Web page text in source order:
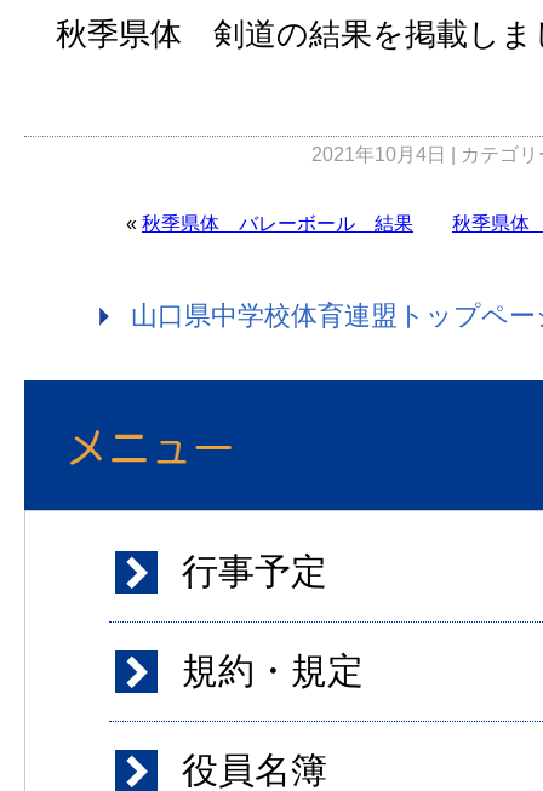
秋季県体 剣道の結果を掲載しま
2021年10月4日 | カテゴリ
« 秋季県体 バレーボール 結果 秋季県
山口県中学校体育連盟トップペ
行事予定
規約・規定
役員名簿